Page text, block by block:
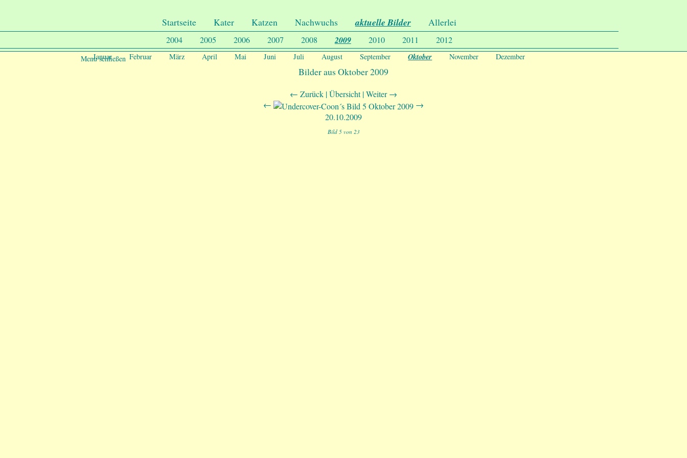
Startseite Kater Katzen Nachwuchs aktuelle Bilder Allerlei
2004 2005 2006 2007 2008 2009 2010 2011 2012
Januar Februar März April Mai Juni Juli August September Oktober November Dezember
Menu schließen
Bilder aus Oktober 2009
← Zurück |Übersicht | Weiter →
←
→
20.10.2009
Bild 5 von 23